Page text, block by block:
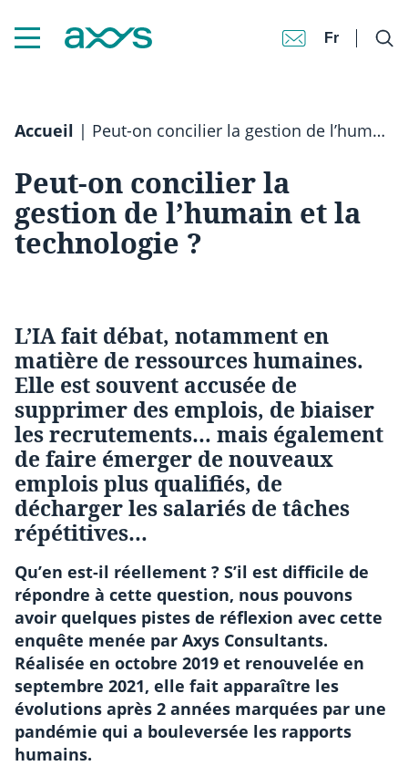
Fr
Accueil | Peut-on concilier la gestion de l’humain et la technologie ?
Peut-on concilier la
gestion de l’humain et la
technologie ?
L’IA fait débat, notamment en
matière de ressources humaines.
Elle est souvent accusée de
supprimer des emplois, de biaiser
les recrutements… mais également
de faire émerger de nouveaux
emplois plus qualifiés, de
décharger les salariés de tâches
répétitives…
Qu’en est-il réellement ? S’il est difficile de
répondre à cette question, nous pouvons
avoir quelques pistes de réflexion avec cette
enquête menée par Axys Consultants.
Réalisée en octobre 2019 et renouvelée en
septembre 2021, elle fait apparaître les
évolutions après 2 années marquées par une
pandémie qui a bouleversée les rapports
humains.